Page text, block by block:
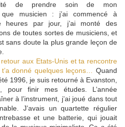
de prendre soin de mon
musicien : j’ai commencé à
heures par jour, j’ai monté des
de toutes sortes de musiciens, et
sans doute la plus grande leçon de
aux Etats-Unis et ta rencontre
t’a donné quelques leçons…
Quand
1996, je suis retourné à Evanston,
pour finir mes études. L’année
à l’instrument, j’ai joué dans tout
J’avais un quartette régulier
et une batterie, qui jouait